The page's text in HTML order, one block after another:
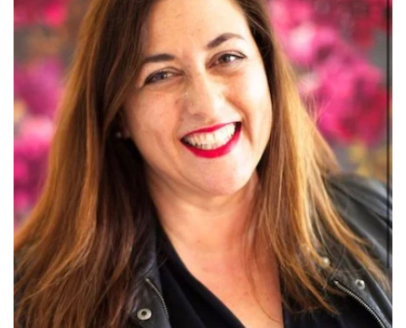
Access
Bars
Regions
Classes
Facilitators
Shop
More